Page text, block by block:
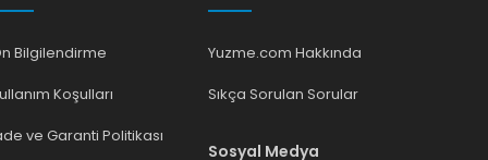
Bilgilendirme
Koşulları
ve Garanti Politikası
Yuzme.com Hakkında
Sıkça Sorulan Sorular
Sosyal Medya